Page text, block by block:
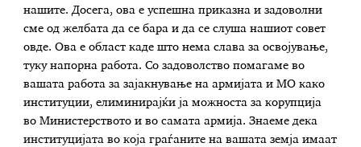
нашите. Досега, ова е успешна приказна и задоволни
сме од желбата да се бара и да се слуша нашиот совет
овде. Ова е област каде што нема слава за освојување,
туку напорна работа. Со задоволство помагаме во
вашата работа за зајакнување на армијата и МО како
институции, елиминирајќи ја можноста за корупција
во Министерството и во самата армија. Знаеме дека
институцијата во која граѓаните на вашата земја имаат